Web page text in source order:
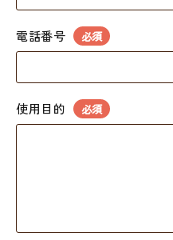
電話番号 必須
使用目的 必須